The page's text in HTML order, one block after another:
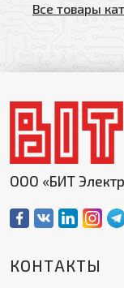
Все товары
ООО «БИТ
КОНТАКТЫ